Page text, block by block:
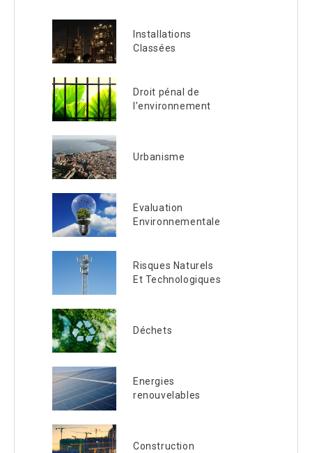
Installations
Classées
Droit pénal de
l’environnement
Urbanisme
Evaluation
Environnementale
Risques Naturels
Et Technologiques
Déchets
Energies
renouvelables
Construction